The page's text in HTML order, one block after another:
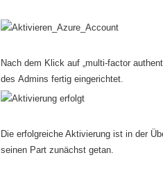
Nach dem Klick auf „multi-factor
des Admins fertig eingerichtet.
Die erfolgreiche Aktivierung ist in der
seinen Part zunächst getan.